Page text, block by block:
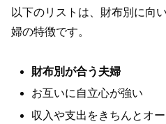
以下のリストは、財布別に向
婦の特徴です。
財布別が合う夫婦
お互いに自立心が強い
収入や支出をきちんとオ